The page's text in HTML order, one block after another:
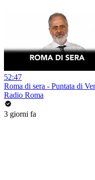
52:47
Roma di sera - Puntata di
Radio Roma
3 giorni fa